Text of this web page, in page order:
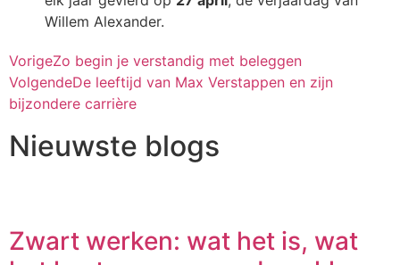
Willem Alexander.
VorigeZo begin je verstandig met beleggen
VolgendeDe leeftijd van Max Verstappen en zijn
bijzondere carrière
Nieuwste blogs
Zwart werken: wat het is, wat